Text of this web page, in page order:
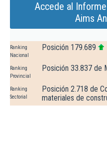
Accede al
Aims
Ranking
Nacional
Posición 179.689
Ranking
Provincial
Posición 33.837 de
Ranking
Sectorial
Posición 2.718 de
materiales de